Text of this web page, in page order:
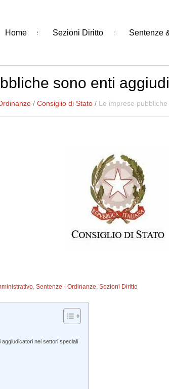
Home Sezioni Diritto Sentenze
sono enti
/ Consiglio di Stato / Le imprese
,Sentenze - Ordinanze,Sezioni Diritto
nei settori speciali